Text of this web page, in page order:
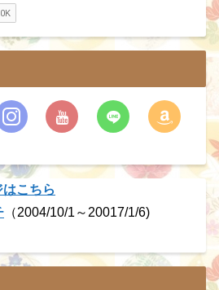
こちら
（2004/10/1～20017/1/6)